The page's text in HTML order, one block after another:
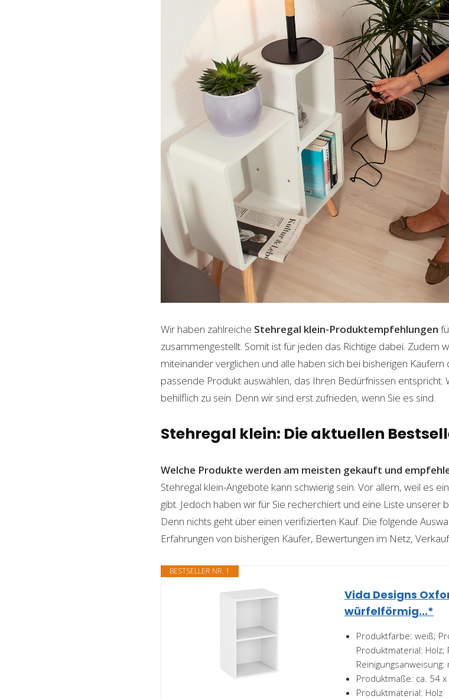
Wir haben zahlreiche Stehregal klein-Produktempfehlungen
zusammengestellt. Somit ist für jeden das Richtige dabei. Zudem
miteinander verglichen und alle haben sich bei bisherigen
passende Produkt auswählen, das Ihren Bedürfnissen
behilflich zu sein. Denn wir sind erst zufrieden, wenn Sie es sind.
Stehregal klein: Die aktuellen
Welche Produkte werden am meisten gekauft und
Stehregal klein-Angebote kann schwierig sein. Vor allem, weil es
gibt. Jedoch haben wir für Sie recherchiert und eine Liste unserer
Denn nichts geht über einen verifizierten Kauf. Die folgende
Erfahrungen von bisherigen Käufer, Bewertungen im Netz,
BESTSELLER NR. 1
Vida Designs
würfelförmig...*
Produktfarbe: weiß;
Produktmaterial:
Produktmaße: ca. 54 x
Produktmaterial: Holz